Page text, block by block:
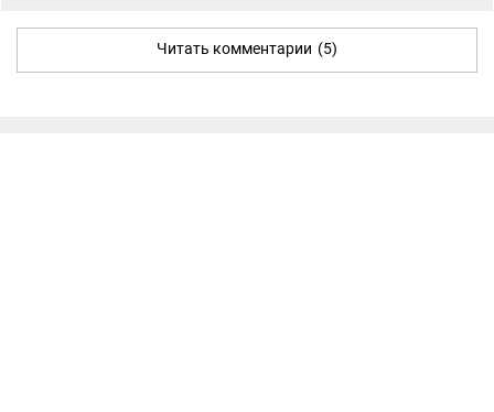
Читать комментарии (5)